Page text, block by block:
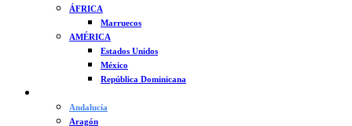
ÁFRICA
Marruecos
AMÉRICA
Estados Unidos
México
República Dominicana
Andalucía
Aragón